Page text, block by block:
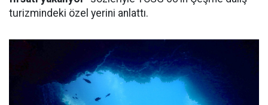
turizmindeki özel yerini anlattı.